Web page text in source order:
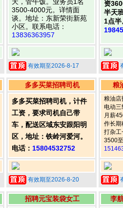
3500-4000元。详情面
谈。地址：东新荣街新苑
小区。联系电话：
13836363957
有效期至2026-8-17
资
半天
1点
多多买菜招聘司机
多多买菜招聘司机，计件
工资，要求司机自己带
车，配送区域东安跟阳明
区，地址：铁岭河爱河。
电话： 15804532752
有效期至2026-8-20
粮
粮油店
电动三
月薪
作长期
打杂工
3500
招聘元宝装袋女工
李